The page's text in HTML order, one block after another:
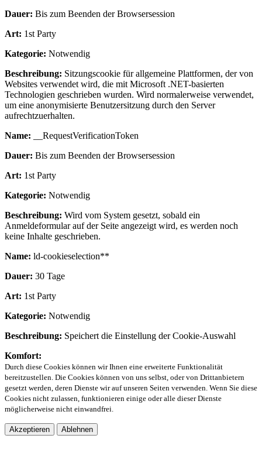
Dauer: Bis zum Beenden der Browsersession
Art: 1st Party
Kategorie: Notwendig
Beschreibung: Sitzungscookie für allgemeine Plattformen, der von
Websites verwendet wird, die mit Microsoft .NET-basierten
Technologien geschrieben wurden. Wird normalerweise verwendet,
um eine anonymisierte Benutzersitzung durch den Server
aufrechtzuerhalten.
Name: __RequestVerificationToken
Dauer: Bis zum Beenden der Browsersession
Art: 1st Party
Kategorie: Notwendig
Beschreibung: Wird vom System gesetzt, sobald ein
Anmeldeformular auf der Seite angezeigt wird, es werden noch
keine Inhalte geschrieben.
Name: ld-cookieselection**
Dauer: 30 Tage
Art: 1st Party
Kategorie: Notwendig
Beschreibung: Speichert die Einstellung der Cookie-Auswahl
Komfort:
Durch diese Cookies können wir Ihnen eine erweiterte Funktionalität
bereitzustellen. Die Cookies können von uns selbst, oder von Drittanbietern
gesetzt werden, deren Dienste wir auf unseren Seiten verwenden. Wenn Sie diese
Cookies nicht zulassen, funktionieren einige oder alle dieser Dienste
möglicherweise nicht einwandfrei.
Akzeptieren Ablehnen